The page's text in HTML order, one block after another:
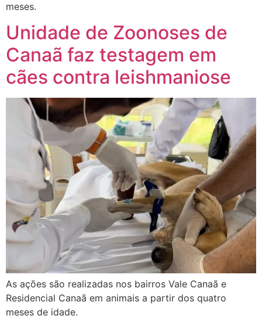
meses.
Unidade de Zoonoses de
Canaã faz testagem em
cães contra leishmaniose
As ações são realizadas nos bairros Vale Canaã e
Residencial Canaã em animais a partir dos quatro
meses de idade.